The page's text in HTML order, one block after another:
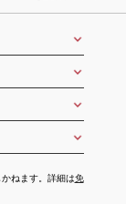
ねます。詳細は免